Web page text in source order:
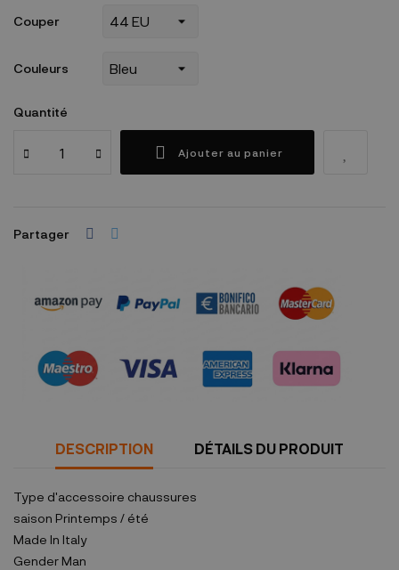
Couper
Couleurs
Quantité
Ajouter au panier
Partager
(à modifier dans le module "Réassurance")
DESCRIPTION DÉTAILS DU PRODUIT
Type d'accessoire chaussures
saison Printemps / été
Made In Italy
Gender Man